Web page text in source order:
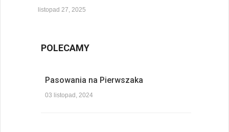
listopad 27, 2025
POLECAMY
Pasowania na Pierwszaka
03 listopad, 2024